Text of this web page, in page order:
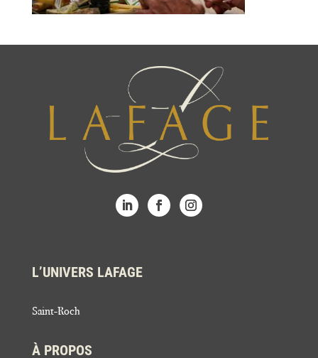
L’UNIVERS LAFAGE
Saint-Roch
À PROPOS